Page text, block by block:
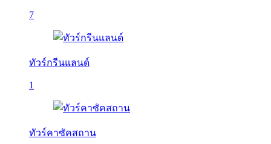
7
ทัวร์กรีนแลนด์
1
ทัวร์คาซัคสถาน